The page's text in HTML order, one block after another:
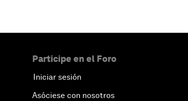
Participe en el Foro
Iniciar sesión
Asóciese con nosotros